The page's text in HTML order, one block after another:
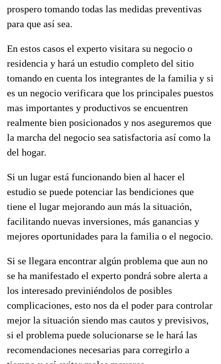
prospero tomando todas las medidas preventivas
para que así sea.
En estos casos el experto visitara su negocio o
residencia y hará un estudio completo del sitio
tomando en cuenta los integrantes de la familia y si
es un negocio verificara que los principales puestos
mas importantes y productivos se encuentren
realmente bien posicionados y nos aseguremos que
la marcha del negocio sea satisfactoria así como la
del hogar.
Si un lugar está funcionando bien al hacer el
estudio se puede potenciar las bendiciones que
tiene el lugar mejorando aun más la situación,
facilitando nuevas inversiones, más ganancias y
mejores oportunidades para la familia o el negocio.
Si se llegara encontrar algún problema que aun no
se ha manifestado el experto pondrá sobre alerta a
los interesado previniéndolos de posibles
complicaciones, esto nos da el poder para controlar
mejor la situación siendo mas cautos y previsivos,
si el problema puede solucionarse se le hará las
recomendaciones necesarias para corregirlo a